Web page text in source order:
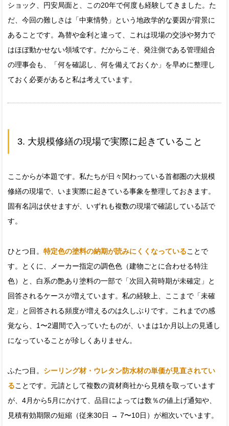
ショック、円安局面と、この20年で何度も経験してきました。た
だ、今回の難しさは「中東情勢」という地政学的な要因が背景に
あることです。為替や金利と違って、これは現場の交渉や努力で
はほぼ動かせない領域です。だからこそ、発注側である管理組合
の理事会も、「何を確認し、何を備えておくか」を早めに整理し
ておく必要があると私は考えています。
3. 大規模修繕の現場で実際に起きていること
ここからが本題です。私たちが日々関わっている首都圏の大規模
修繕の現場で、いま実際に起きている事象を整理しておきます。
固有名詞は伏せますが、いずれも複数の現場で確認している話で
す。
ひとつ目。 特定色の塗料の納期が読みにくくなっていることで
す。とくに、メーカー指定の調色色（建物ごとに合わせる特注
色）と、白系の艶あり塗料の一部で「次回入荷時期が未確定」と
回答されるケースが増えています。私の経験上、ここまで「未確
定」と回答される頻度が増えるのは久しぶりです。これまでの感
覚なら、1〜2週間で入っていたものが、いまは1か月以上の見通し
になっていることが珍しくありません。
ふたつ目。 シーリング材・ウレタン防水材の単価が見直されてい
ることです。元請として複数の資材商社から見積を取っています
が、4月から5月にかけて、品目によっては数％の値上げ通知や、
見積有効期限の短縮（従来30日 → 7〜10日）が相次いでいます。